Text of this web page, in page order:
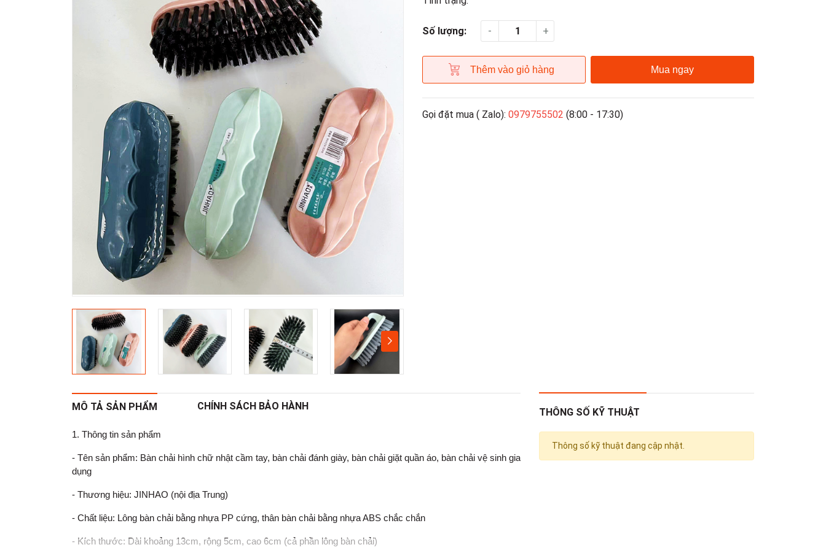
Số lượng: - +
Thêm vào giỏ hàng Mua ngay
Gọi đặt mua ( Zalo): 0979755502 (8:00 - 17:30)
MÔ TẢ SẢN PHẨM CHÍNH SÁCH BẢO HÀNH
1. Thông tin sản phẩm
- Tên sản phẩm: Bàn chải hình chữ nhật cầm tay, bàn chải đánh giày, bàn chải giặt quần áo, bàn chải vệ sinh gia
dụng
- Thương hiệu: JINHAO (nội địa Trung)
- Chất liệu: Lông bàn chải bằng nhựa PP cứng, thân bàn chải bằng nhựa ABS chắc chắn
- Kích thước: Dài khoảng 13cm, rộng 5cm, cao 6cm (cả phần lông bàn chải)
THÔNG SỐ KỸ THUẬT
Thông số kỹ thuật đang cập nhật.